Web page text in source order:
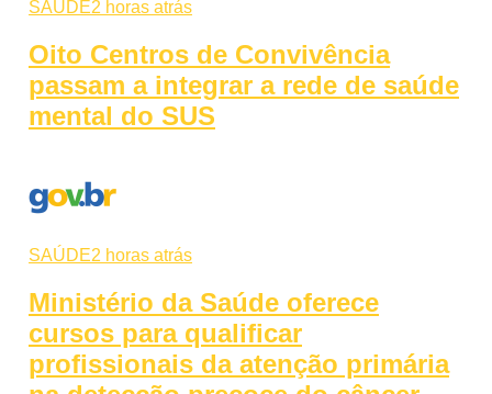
SAÚDE2 horas atrás
Oito Centros de Convivência
passam a integrar a rede de saúde
mental do SUS
SAÚDE2 horas atrás
Ministério da Saúde oferece
cursos para qualificar
profissionais da atenção primária